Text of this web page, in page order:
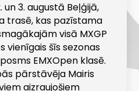
un 3. augustā Beļģijā,
trasē, kas pazīstama
visā MXGP
vienīgais šīs sezonas
EMXOpen klasē.
pārstāvēja Mairis
aizraujošiem